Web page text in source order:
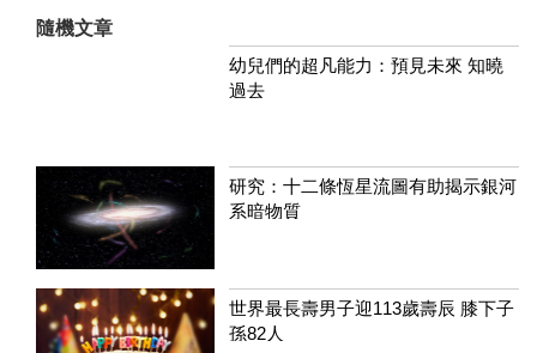
隨機文章
幼兒們的超凡能力：預見未來 知曉
過去
研究：十二條恆星流圖有助揭示銀河
系暗物質
世界最長壽男子迎113歲壽辰 膝下子
孫82人